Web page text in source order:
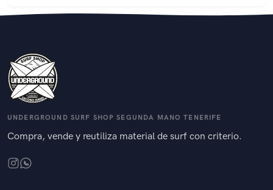
UNDERGROUND SURF SHOP SEGUNDA MANO TENERIFE
Compra, vende y reutiliza material de surf con criterio.